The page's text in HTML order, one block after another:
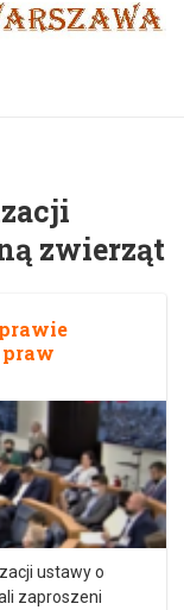
zwierząt
ustawy o
zaproszeni